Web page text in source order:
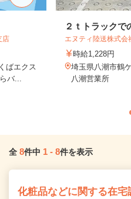
店
ばエクス
バ...
２ｔトラックで
エヌティ陸送株式
時給1,228円
埼玉県八潮市鶴
八潮営業所
全 8件中 1 - 8件を表示
化粧品などに関する在